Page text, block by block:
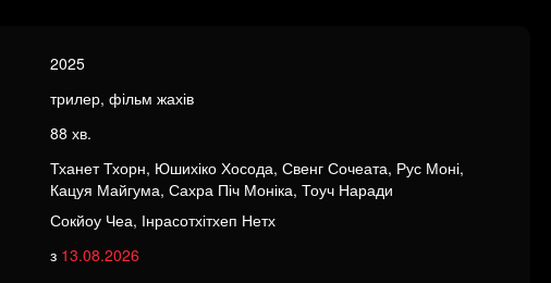
2025
трилер, фільм жахів
88 хв.
Тханет Тхорн, Юшихіко Хосода, Свенг Сочеата, Рус Моні,
Кацуя Майгума, Сахра Піч Моніка, Тоуч Наради
Сокйоу Чеа, Інрасотхітхеп Нетх
з 13.08.2026